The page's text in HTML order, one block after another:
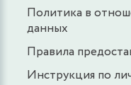
Политика в
данных
Правила
Инструкция по